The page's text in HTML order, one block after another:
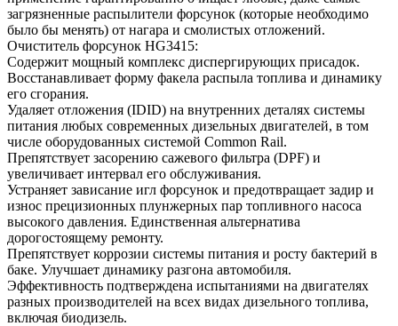
загрязненные распылители форсунок (которые необходимо
было бы менять) от нагара и смолистых отложений.
Очиститель форсунок HG3415:
Содержит мощный комплекс диспергирующих присадок.
Восстанавливает форму факела распыла топлива и динамику
его сгорания.
Удаляет отложения (IDID) на внутренних деталях системы
питания любых современных дизельных двигателей, в том
числе оборудованных системой Common Rail.
Препятствует засорению сажевого фильтра (DPF) и
увеличивает интервал его обслуживания.
Устраняет зависание игл форсунок и предотвращает задир и
износ прецизионных плунжерных пар топливного насоса
высокого давления. Единственная альтернатива
дорогостоящему ремонту.
Препятствует коррозии системы питания и росту бактерий в
баке. Улучшает динамику разгона автомобиля.
Эффективность подтверждена испытаниями на двигателях
разных производителей на всех видах дизельного топлива,
включая биодизель.